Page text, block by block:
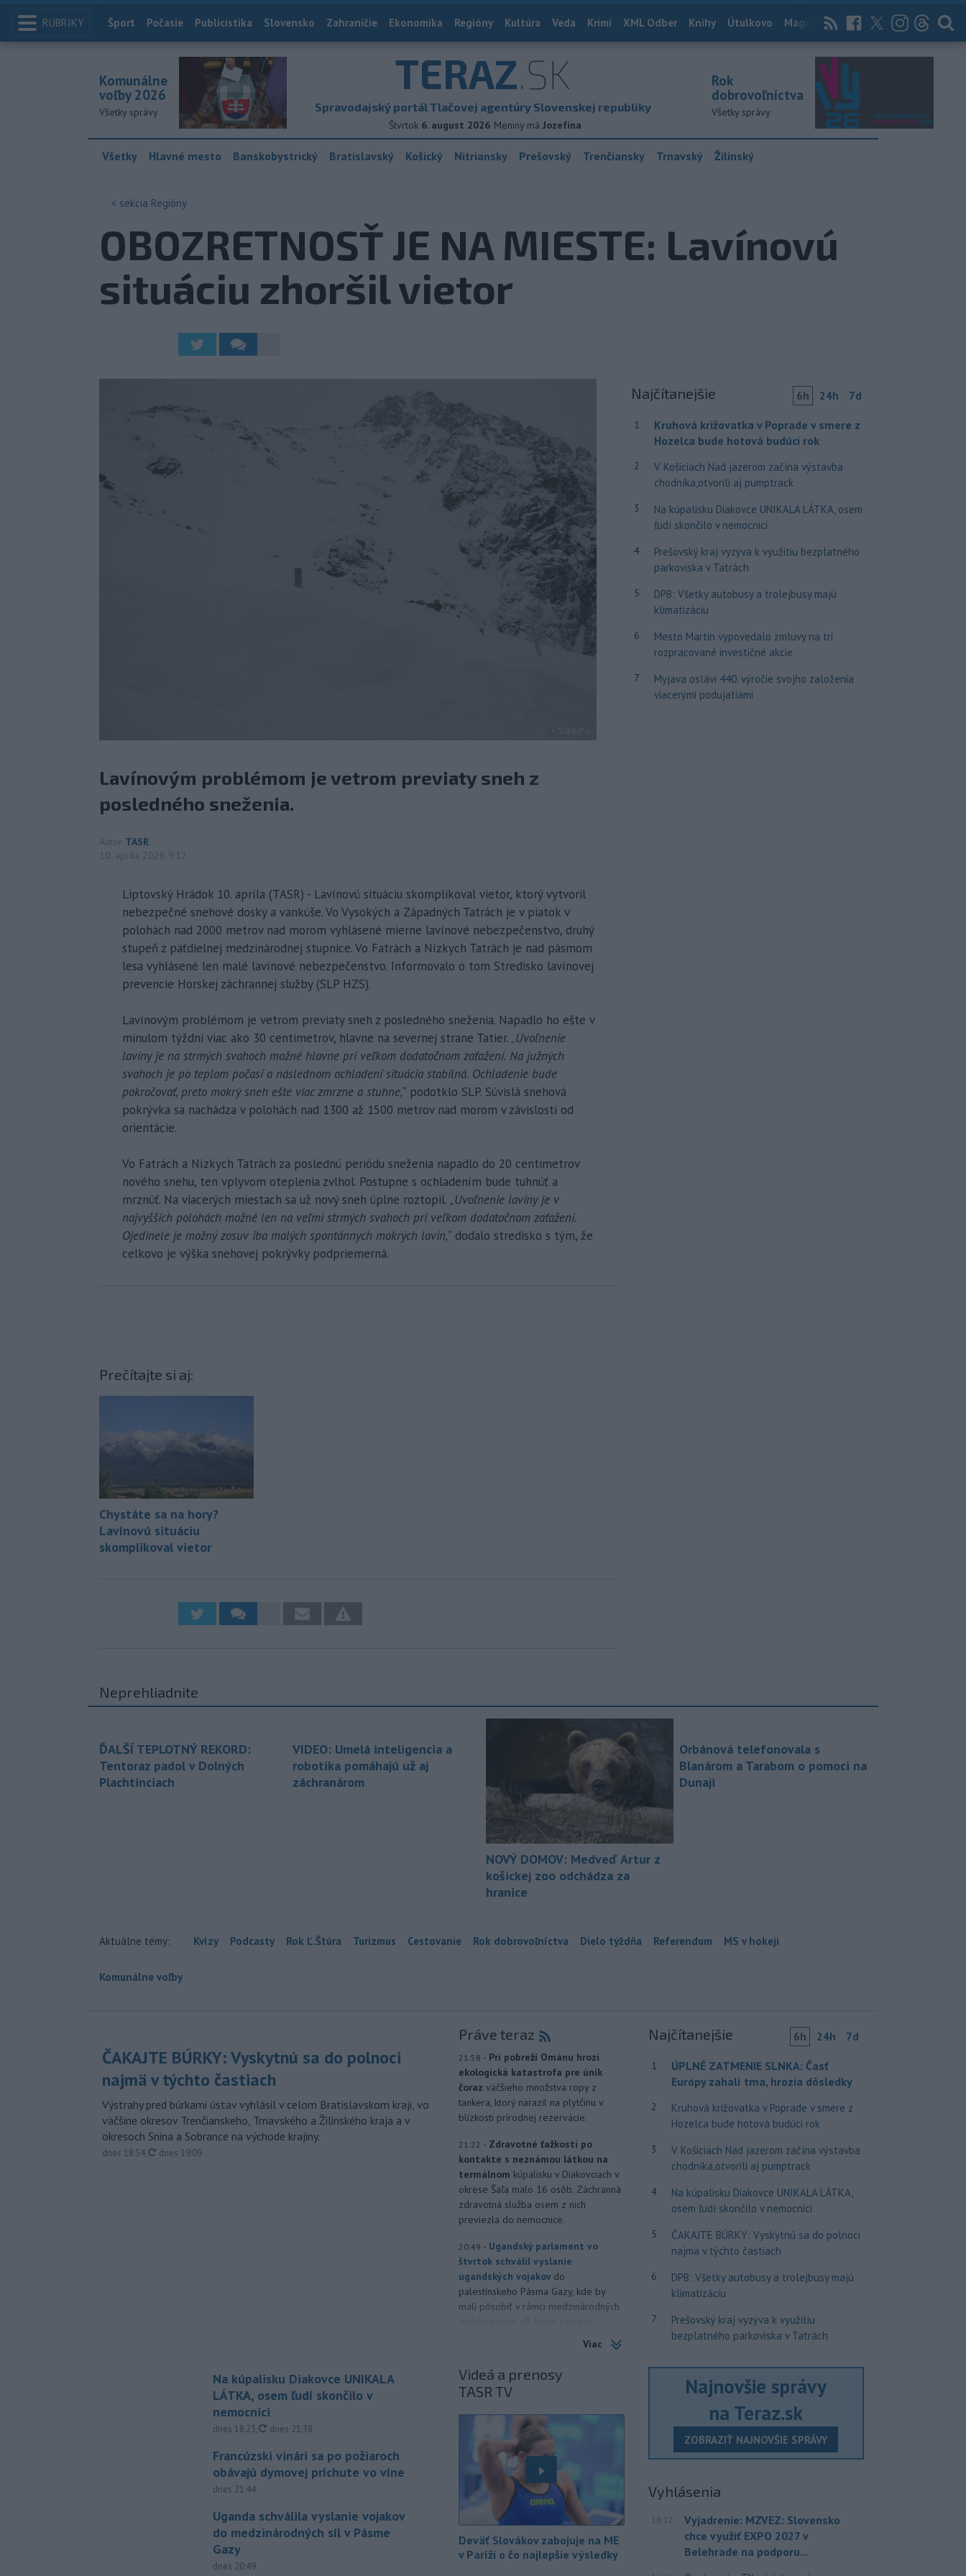
RUBRIKY Index
Šport Počasie Publicistika Slovensko Zahraničie Ekonomika Regióny Kultúra Veda Krimi XML Odber Knihy Útulkovo Magazín News Now Archív
TERAZ.SK
Spravodajský portál Tlačovej agentúry Slovenskej republiky
Štvrtok 6. august 2026 Meniny má Jozefína
Komunálne
voľby 2026
Všetky správy
Rok
dobrovoľníctva
Všetky správy
Všetky Hlavné mesto Banskobystrický Bratislavský Košický Nitriansky Prešovský Trenčiansky Trnavský Žilinský
< sekcia Regióny
OBOZRETNOSŤ JE NA MIESTE: Lavínovú
situáciu zhoršil vietor
Lavínovým problémom je vetrom previaty sneh z
posledného sneženia.
Autor TASR
10. apríla 2026 9:12
Liptovský Hrádok 10. apríla (TASR) - Lavínovú situáciu skomplikoval vietor, ktorý vytvoril
nebezpečné snehové dosky a vankúše. Vo Vysokých a Západných Tatrách je v piatok v
polohách nad 2000 metrov nad morom vyhlásené mierne lavínové nebezpečenstvo, druhý
stupeň z päťdielnej medzinárodnej stupnice. Vo Fatrách a Nízkych Tatrách je nad pásmom
lesa vyhlásené len malé lavínové nebezpečenstvo. Informovalo o tom Stredisko lavínovej
prevencie Horskej záchrannej služby (SLP HZS).
Lavínovým problémom je vetrom previaty sneh z posledného sneženia. Napadlo ho ešte v
minulom týždni viac ako 30 centimetrov, hlavne na severnej strane Tatier. „Uvoľnenie
lavíny je na strmých svahoch možné hlavne pri veľkom dodatočnom zaťažení. Na južných
svahoch je po teplom počasí a následnom ochladení situácia stabilná. Ochladenie bude
pokračovať, preto mokrý sneh ešte viac zmrzne a stuhne,“ podotklo SLP. Súvislá snehová
pokrývka sa nachádza v polohách nad 1300 až 1500 metrov nad morom v závislosti od
orientácie.
Vo Fatrách a Nízkych Tatrách za poslednú periódu sneženia napadlo do 20 centimetrov
nového snehu, ten vplyvom oteplenia zvlhol. Postupne s ochladením bude tuhnúť a
mrznúť. Na viacerých miestach sa už nový sneh úplne roztopil. „Uvoľnenie lavíny je v
najvyšších polohách možné len na veľmi strmých svahoch pri veľkom dodatočnom zaťažení.
Ojedinele je možný zosuv iba malých spontánnych mokrých lavín,“ dodalo stredisko s tým, že
celkovo je výška snehovej pokrývky podpriemerná.
Prečítajte si aj:
Chystáte sa na hory?
Lavínovú situáciu
skomplikoval vietor
Najčítanejšie 6h 24h 7d
1
Kruhová križovatka v Poprade v smere z
Hozelca bude hotová budúci rok
2
V Košiciach Nad jazerom začína výstavba
chodníka,otvorili aj pumptrack
3
Na kúpalisku Diakovce UNIKALA LÁTKA, osem
ľudí skončilo v nemocnici
4
Prešovský kraj vyzýva k využitiu bezplatného
parkoviska v Tatrách
5
DPB: Všetky autobusy a trolejbusy majú
klimatizáciu
6
Mesto Martin vypovedalo zmluvy na tri
rozpracované investičné akcie
7
Myjava oslávi 440. výročie svojho založenia
viacerými podujatiami
Neprehliadnite
ĎALŠÍ TEPLOTNÝ REKORD:
Tentoraz padol v Dolných
Plachtinciach
VIDEO: Umelá inteligencia a
robotika pomáhajú už aj
záchranárom
NOVÝ DOMOV: Medveď Artur z
košickej zoo odchádza za
hranice
Orbánová telefonovala s
Blanárom a Tarabom o pomoci na
Dunaji
Aktuálne témy: Kvízy Podcasty Rok Ľ.Štúra Turizmus Cestovanie Rok dobrovoľníctva Dielo týždňa Referendum MS v hokeji
Komunálne voľby
ČAKAJTE BÚRKY: Vyskytnú sa do polnoci
najmä v týchto častiach
Výstrahy pred búrkami ústav vyhlásil v celom Bratislavskom kraji, vo
väčšine okresov Trenčianskeho, Trnavského a Žilinského kraja a v
okresoch Snina a Sobrance na východe krajiny.
dnes 18:54, aktualizované
dnes 19:09
Na kúpalisku Diakovce UNIKALA
LÁTKA, osem ľudí skončilo v
nemocnici
dnes 18:23, aktualizované
dnes 21:38
Francúzski vinári sa po požiaroch
obávajú dymovej príchute vo víne
dnes 21:44
Uganda schválila vyslanie vojakov
do medzinárodných síl v Pásme
Gazy
dnes 20:49
Práve teraz
21:58 - Pri pobreží Ománu hrozí
ekologická katastrofa pre únik
čoraz väčšieho množstva ropy z
tankera, ktorý narazil na plytčinu v
blízkosti prírodnej rezervácie.
21:22 - Zdravotné ťažkosti po
kontakte s neznámou látkou na
termálnom kúpalisku v Diakovciach v
okrese Šaľa malo 16 osôb. Záchranná
zdravotná služba osem z nich
previezla do nemocnice.
20:49 - Ugandský parlament vo
štvrtok schválil vyslanie
ugandských vojakov do
palestínskeho Pásma Gazy, kde by
mali pôsobiť v rámci medzinárodných
(FA) stiahla svoju podporu
prezidentovi
Infantinovi, ktorý je pod paľbou kritiky
po jeho neúspešnom pláne.
18:54
Vo štvrtok do polnoci treba
najmä na západe a severozápade
Slovenska počítať s búrkami.
Slovenský hydrometeorologický ústav
(SHMÚ) vydal výstrahy prvého stupňa.
Platia aj v okresoch Snina a Sobrance.
Viac
Videá a prenosy
TASR TV
Deväť Slovákov zabojuje na ME
v Paríži o čo najlepšie výsledky
Najčítanejšie 6h 24h 7d
1
ÚPLNÉ ZATMENIE SLNKA: Časť
Európy zahalí tma, hrozia dôsledky
2
Kruhová križovatka v Poprade v smere z
Hozelca bude hotová budúci rok
3
V Košiciach Nad jazerom začína výstavba
chodníka,otvorili aj pumptrack
4
Na kúpalisku Diakovce UNIKALA LÁTKA,
osem ľudí skončilo v nemocnici
5
ČAKAJTE BÚRKY: Vyskytnú sa do polnoci
najmä v týchto častiach
6
DPB: Všetky autobusy a trolejbusy majú
klimatizáciu
7
Prešovský kraj vyzýva k využitiu
bezplatného parkoviska v Tatrách
Najnovšie správy
na Teraz.sk
ZOBRAZIŤ NAJNOVŠIE SPRÁVY
Vyhlásenia
18:12
Vyjadrenie: MZVEZ: Slovensko
chce využiť EXPO 2027 v
Belehrade na podporu...